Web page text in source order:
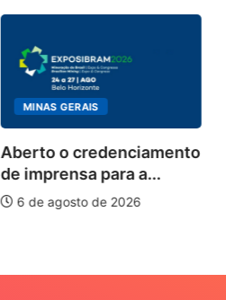
MINAS GERAIS
Aberto o credenciamento
de imprensa para a...
6 de agosto de 2026